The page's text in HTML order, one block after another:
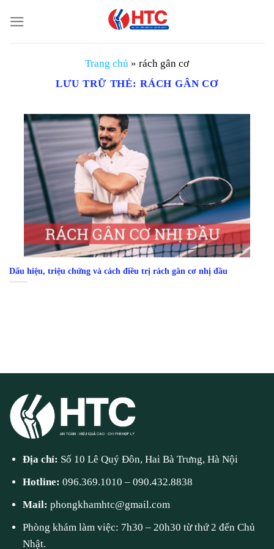
đến
nội
Trang chủ » rách gân cơ
LƯU TRỮ THẺ: RÁCH GÂN CƠ
Dấu hiệu, triệu chứng và cách điều trị rách gân cơ nhị đầu
Địa chỉ: Số 10 Lê Quý Đôn, Hai Bà Trưng, Hà Nội
Hotline:096.369.1010 –090.432.8838
Mail:phongkhamhtc@gmail.com
Phòng khám làm việc: 7h30 – 20h30 từ thứ 2 đến Chủ
Nhật.